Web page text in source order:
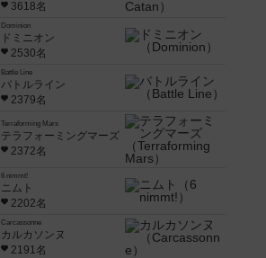
3618名
Dominion
ドミニオン
2530名
Battle Line
バトルライン
2379名
Terraforming Mars
テラフォーミングマーズ
2372名
6 nimmt!
ニムト
2202名
Carcassonne
カルカソンヌ
2191名